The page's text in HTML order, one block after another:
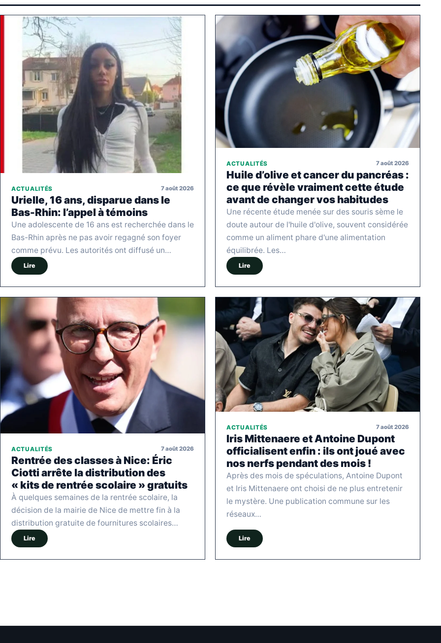
ACTUALITÉS 7 août 2026
Urielle, 16 ans, disparue dans le
Bas-Rhin: l’appel à témoins
Une adolescente de 16 ans est recherchée dans le
Bas-Rhin après ne pas avoir regagné son foyer
comme prévu. Les autorités ont diffusé un…
Lire
ACTUALITÉS 7 août 2026
Huile d’olive et cancer du pancréas :
ce que révèle vraiment cette étude
avant de changer vos habitudes
Une récente étude menée sur des souris sème le
doute autour de l'huile d'olive, souvent considérée
comme un aliment phare d'une alimentation
équilibrée. Les…
Lire
ACTUALITÉS 7 août 2026
Rentrée des classes à Nice: Éric
Ciotti arrête la distribution des
« kits de rentrée scolaire » gratuits
À quelques semaines de la rentrée scolaire, la
décision de la mairie de Nice de mettre fin à la
distribution gratuite de fournitures scolaires…
Lire
ACTUALITÉS 7 août 2026
Iris Mittenaere et Antoine Dupont
officialisent enfin : ils ont joué avec
nos nerfs pendant des mois !
Après des mois de spéculations, Antoine Dupont
et Iris Mittenaere ont choisi de ne plus entretenir
le mystère. Une publication commune sur les
réseaux…
Lire